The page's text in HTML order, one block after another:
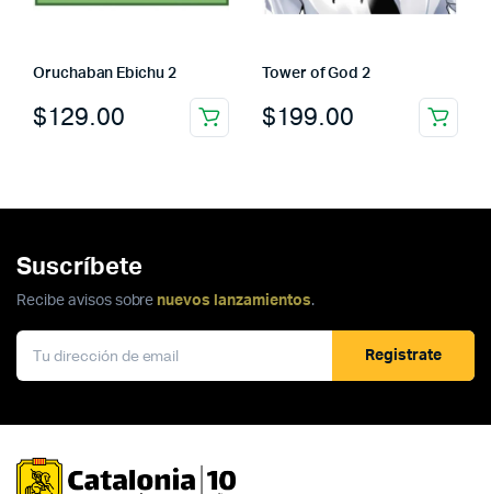
Oruchaban Ebichu 2
$129.00
Tower of God 2
$199.00
Suscríbete
Recibe avisos sobre nuevos lanzamientos.
Registrate